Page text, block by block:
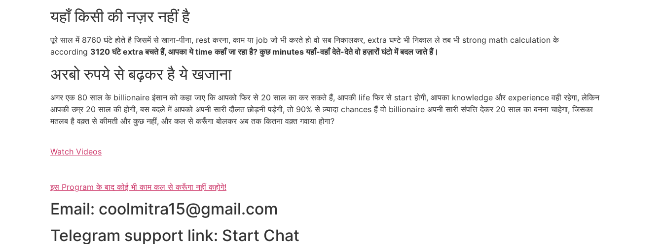
यहाँ किसी की नज़र नहीं है
पूरे साल में 8760 घंटे होते है जिसमें से खाना-पीना, rest करना, काम या job जो भी करते हो वो सब निकालकर, extra घण्टे भी निकाल ले तब भी strong math calculation के
according 3120 घंटे extra बचते हैं, आपका ये time कहाँ जा रहा है? कुछ minutes यहाँ-वहाँ देते-देते वो हज़ारों घंटो में बदल जाते हैं।
अरबो रुपये से बढ़कर है ये खजाना
अगर एक 80 साल के billionaire इंसान को कहा जाए कि आपको फिर से 20 साल का कर सकते हैं, आपकी life फिर से start होगी, आपका knowledge और experience वही रहेगा, लेकिन
आपकी उम्र 20 साल की होगी, बस बदले में आपको अपनी सारी दौलत छोड़नी पड़ेगी, तो 90% से ज़्यादा chances हैं वो billionaire अपनी सारी संपत्ति देकर 20 साल का बनना चाहेगा, जिसका
मतलब है वक़्त से कीमती और कुछ नहीं, और कल से करूँगा बोलकर अब तक कितना वक़्त गवाया होगा?
Watch Videos
इस Program के बाद कोई भी काम कल से करूँगा नहीं कहोगे!
Email: coolmitra15@gmail.com
Telegram support link: Start Chat